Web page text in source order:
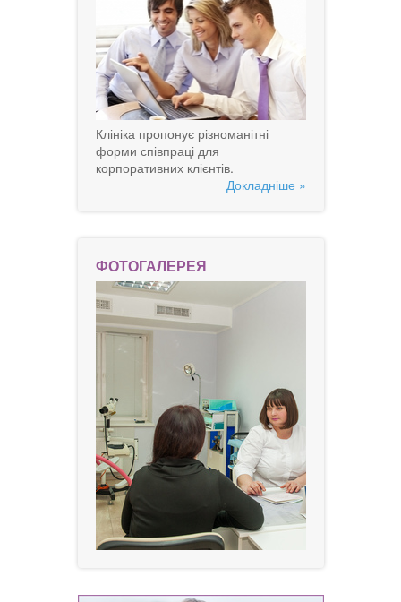
Клініка пропонує різноманітні
форми співпраці для
корпоративних клієнтів.
Докладніше »
ФОТОГАЛЕРЕЯ